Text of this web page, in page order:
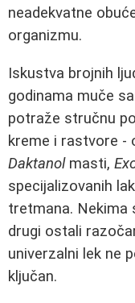
neadekvatne
organizmu.
Iskustva brojnih
godinama muče
potraže stručnu
kreme i rastvore -
Daktanolmasti,
specijalizovanih
tretmana. Nekima
drugi ostali
univerzalni lek ne
ključan.